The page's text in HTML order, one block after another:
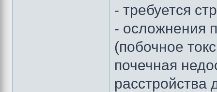
- требуется
- осложнения
(побочное
почечная
расстройства